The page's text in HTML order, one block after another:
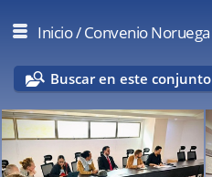
Inicio/Convenio Noruega
Buscar en este conjunto